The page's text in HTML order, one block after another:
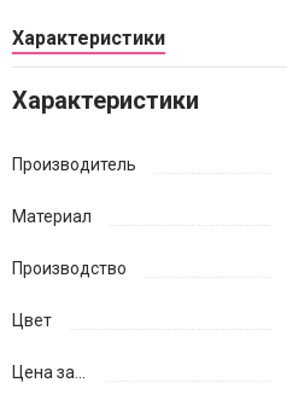
Характеристики
Характеристики
Производитель
Материал
Производство
Цвет
Цена за...